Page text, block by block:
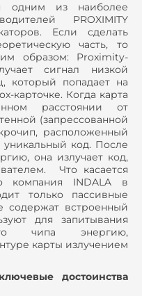
одним из наиболее
PROXIMITY
Если сделать
часть, то
образом: Proximity-
сигнал низкой
который попадает на
карточке. Когда карта
расстоянии от
(запрессованной
расположенный
код. После
она излучает код,
Что касается
компания INDALA в
только пассивные
содержат встроенный
для запитывания
чипа энергию,
карты излучением
достоинства